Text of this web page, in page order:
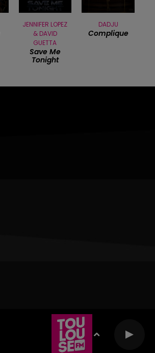
JENNIFER LOPEZ
& DAVID
GUETTA
Save Me
Tonight
DADJU
Complique